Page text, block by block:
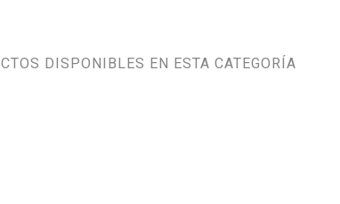
DISPONIBLES EN ESTA CATEGORÍA